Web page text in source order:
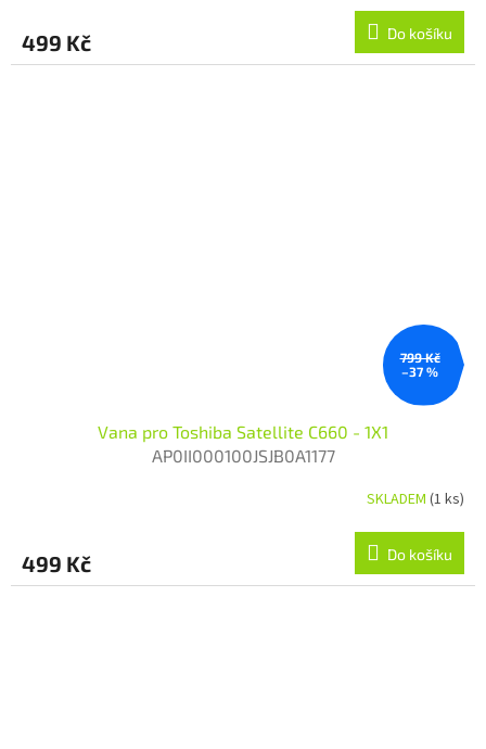
499 Kč Do košíku
799 Kč
–37 %
Vana pro Toshiba Satellite C660 - 1X1
AP0II000100JSJB0A1177
SKLADEM (1 ks)
499 Kč Do košíku